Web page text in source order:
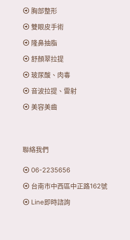
胸部整形
雙眼皮手術
隆鼻抽脂
舒顏翠拉提
玻尿酸、肉毒
音波拉提、雷射
美容美齒
聯絡我們
06-2235656
台南市中西區中正路162號
Line即時諮詢